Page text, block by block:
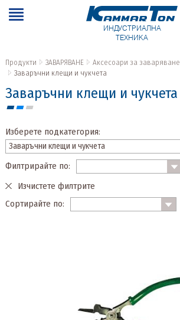
ИНДУСТРИАЛНА
ТЕХНИКА
Продукти ЗАВАРЯВАНЕ
Аксесоари за заваряване
Заваръчни клещи и чукчета
Заваръчни клещи и чукчета
Изберете подкатегория:
Филтрирайте по:
Изчистете филтрите
Сортирайте по: